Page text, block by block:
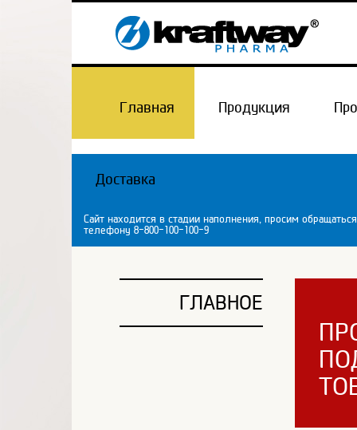
Главная Продукция
Доставка
Сайт находится в стадии наполнения, просим
телефону 8-800-100-100-9
ГЛАВНОЕ